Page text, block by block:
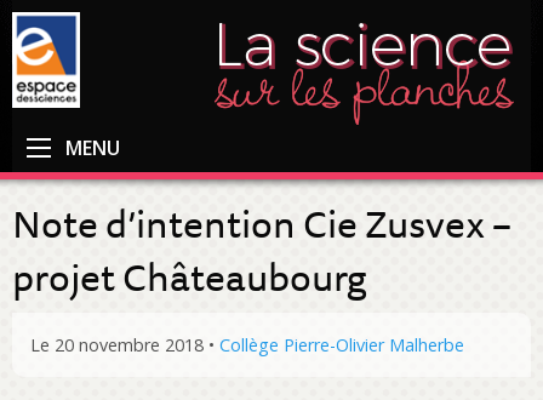
MENU
Note d’intention Cie Zusvex –
projet Châteaubourg
Le 20 novembre 2018 • Collège Pierre-Olivier Malherbe